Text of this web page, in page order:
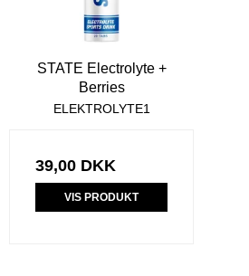
STATE Electrolyte +
Berries
ELEKTROLYTE1
39,00 DKK
VIS PRODUKT